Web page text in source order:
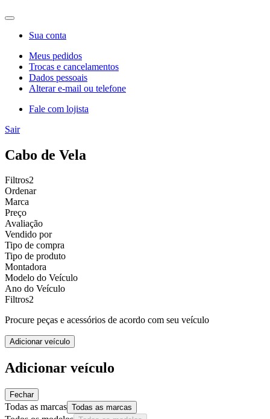
Sua conta
Meus pedidos
Trocas e cancelamentos
Dados pessoais
Alterar e-mail ou telefone
Fale com lojista
Sair
Cabo de Vela
Filtros2
Ordenar
Marca
Preço
Avaliação
Vendido por
Tipo de compra
Tipo de produto
Montadora
Modelo do Veículo
Ano do Veículo
Filtros2
Procure peças e acessórios de acordo com seu veículo
Adicionar veículo
Adicionar veículo
Fechar
Todas as marcas Todas as marcas